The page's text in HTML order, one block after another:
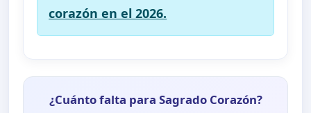
corazón en el 2026.
¿Cuánto falta para Sagrado Corazón?